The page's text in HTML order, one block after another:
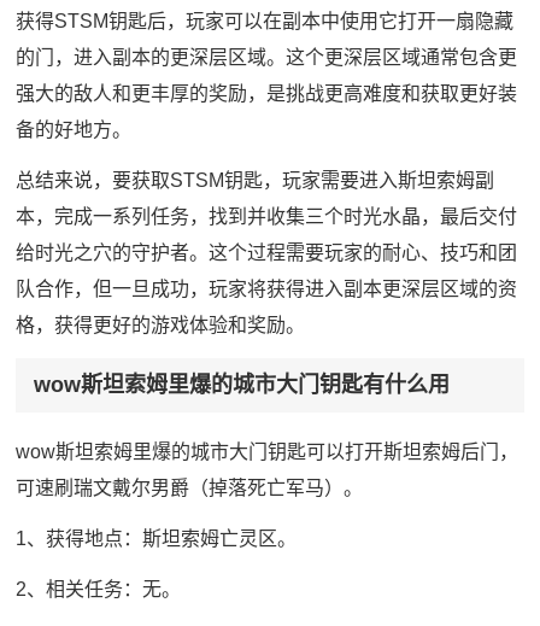
获得STSM钥匙后，玩家可以在副本中使用它打开一扇隐藏
的门，进入副本的更深层区域。这个更深层区域通常包含更
强大的敌人和更丰厚的奖励，是挑战更高难度和获取更好装
备的好地方。
总结来说，要获取STSM钥匙，玩家需要进入斯坦索姆副
本，完成一系列任务，找到并收集三个时光水晶，最后交付
给时光之穴的守护者。这个过程需要玩家的耐心、技巧和团
队合作，但一旦成功，玩家将获得进入副本更深层区域的资
格，获得更好的游戏体验和奖励。
wow斯坦索姆里爆的城市大门钥匙有什么用
wow斯坦索姆里爆的城市大门钥匙可以打开斯坦索姆后门，
可速刷瑞文戴尔男爵（掉落死亡军马）。
1、获得地点：斯坦索姆亡灵区。
2、相关任务：无。